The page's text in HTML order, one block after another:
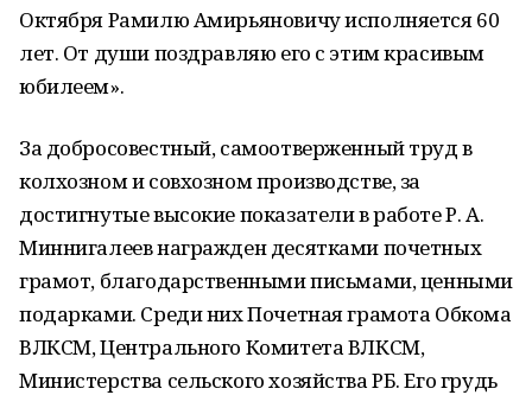
Октября Рамилю Амирьяновичу исполняется 60
лет. От души поздравляю его с этим красивым
юбилеем».
За добросовестный, самоотверженный труд в
колхозном и совхозном производстве, за
достигнутые высокие показатели в работе Р. А.
Миннигалеев награжден десятками почетных
грамот, благодарственными письмами, ценными
подарками. Среди них Почетная грамота Обкома
ВЛКСМ, Центрального Комитета ВЛКСМ,
Министерства сельского хозяйства РБ. Его грудь